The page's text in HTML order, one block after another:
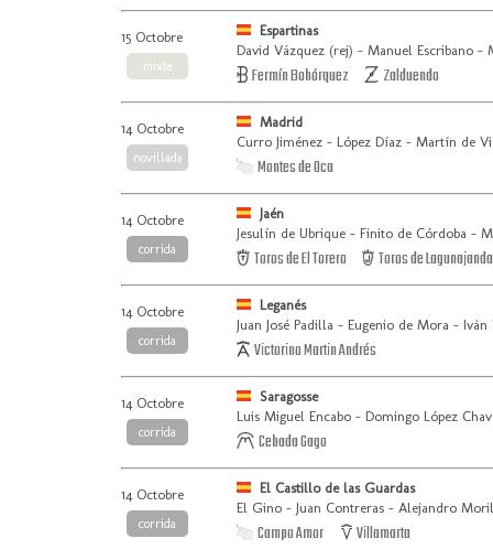
15 Octobre
mixte
Espartinas
David Vázquez (rej) - Manuel Escribano -
Fermín Bohórquez Zalduendo
14 Octobre
novillada
Madrid
Curro Jiménez - López Díaz - Martín de
Montes de Oca
14 Octobre
corrida
Jaén
Jesulín de Ubrique - Finito de Córdoba -
Toros de El Torero Toros de Lagunajanda
14 Octobre
corrida
Leganés
Juan José Padilla - Eugenio de Mora -
Victorino Martin Andrés
14 Octobre
corrida
Saragosse
Luis Miguel Encabo - Domingo López
Cebada Gago
14 Octobre
corrida
El Castillo de las Guardas
El Gino - Juan Contreras - Alejandro
Campo Amor Villamarta